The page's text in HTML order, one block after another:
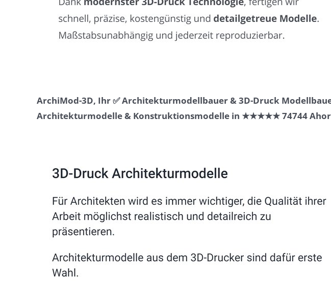
ArchiMod-3D, Ihr ✅ Architekturmodellbauer & 3D-Druck
Architekturmodelle & Konstruktionsmodelle in ★★★★★ 74744